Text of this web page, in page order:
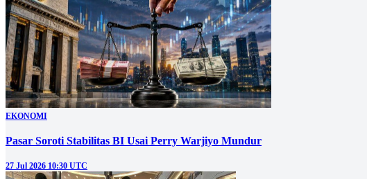
EKONOMI
Pasar Soroti Stabilitas BI Usai Perry Warjiyo Mundur
27 Jul 2026 10:30 UTC